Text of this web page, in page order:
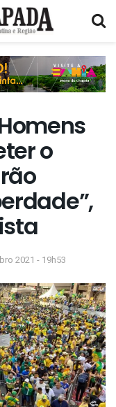
o
2021 - 19h53